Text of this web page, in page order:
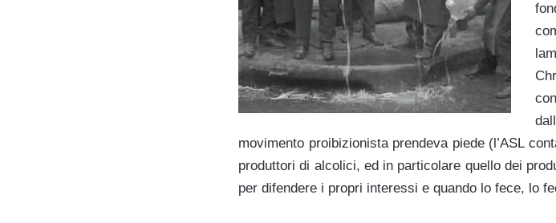
movimento proibizionista prendeva piede (l’ASL
produttori di alcolici, ed in particolare quello dei
per difendere i propri interessi e quando lo fece, lo